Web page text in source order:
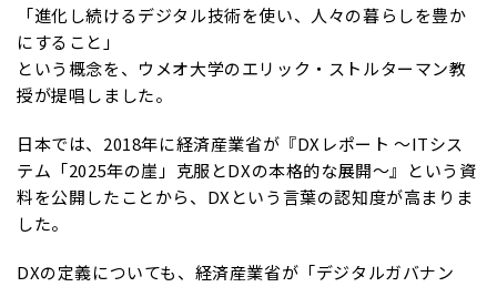
「進化し続けるデジタル技術を使い、人々の暮らしを豊か
にすること」
という概念を、ウメオ大学のエリック・ストルターマン教
授が提唱しました。
日本では、2018年に経済産業省が『DXレポート ～ITシス
テム「2025年の崖」克服とDXの本格的な展開～』という資
料を公開したことから、DXという言葉の認知度が高まりま
した。
DXの定義についても、経済産業省が「デジタルガバナン